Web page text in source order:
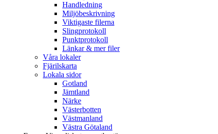
Handledning
Miljöbeskrivning
Viktigaste filerna
Slingprotokoll
Punktprotokoll
Länkar & mer filer
Våra lokaler
Fjärilskarta
Lokala sidor
Gotland
Jämtland
Närke
Västerbotten
Västmanland
Västra Götaland